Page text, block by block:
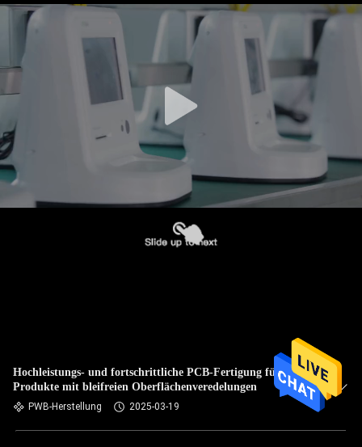
Hochleistungs- und fortschrittliche PCB-Fertigung für UPS-
Produkte mit bleifreien Oberflächenveredelungen
PWB-Herstellung 2025-03-19